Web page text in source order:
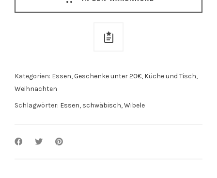
Kategorien: Essen,Geschenke unter 20€, Küche und Tisch,
Weihnachten
Schlagwörter: Essen, schwäbisch,Wibele